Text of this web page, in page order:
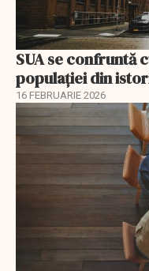
SUA se confruntă
populației din
16 FEBRUARIE 2026